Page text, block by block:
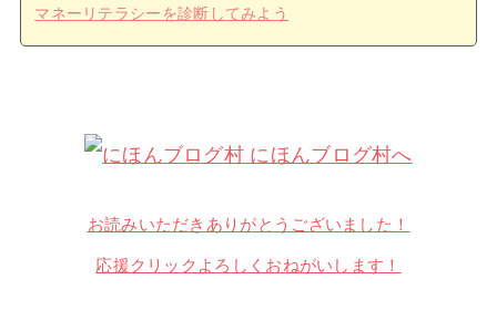
マネーリテラシーを診断してみよう
お読みいただきありがとうございました！
応援クリックよろしくおねがいします！